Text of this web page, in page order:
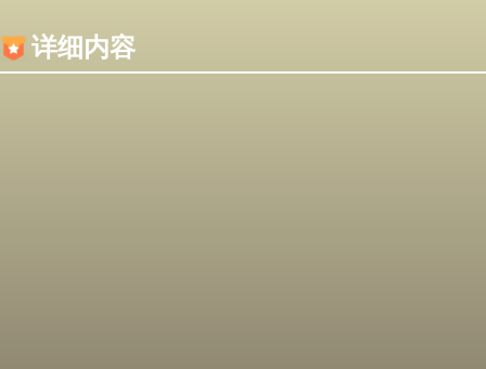
详细内容